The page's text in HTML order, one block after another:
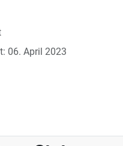
06. April 2023
07.05.2023 11:00 - 15:00 Uhr